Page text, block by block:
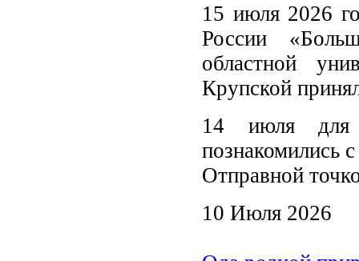
15 июля 2026
России
областной
Крупской
14 июля для
познакомились
Отправной
10 Июля 2026